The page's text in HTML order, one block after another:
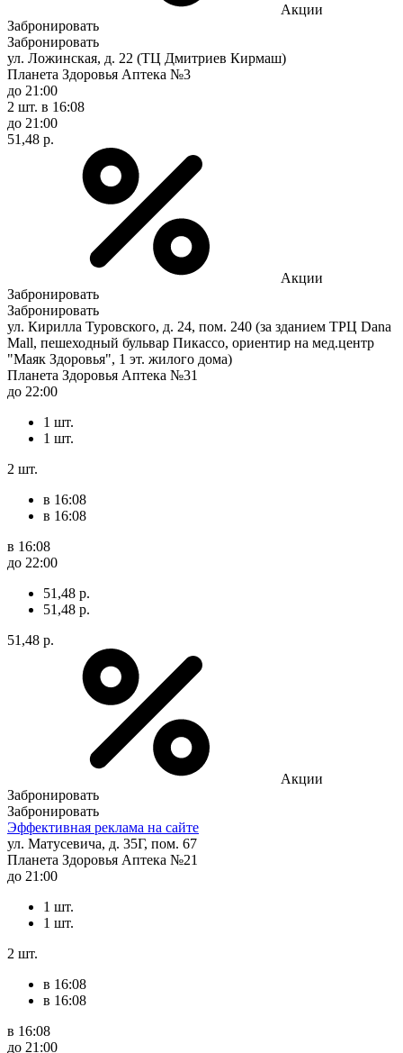
Акции
Забронировать
Забронировать
ул. Ложинская, д. 22 (ТЦ Дмитриев Кирмаш)
Планета Здоровья Аптека №3
до 21:00
2 шт. в 16:08
до 21:00
51,48 р.
Акции
Забронировать
Забронировать
ул. Кирилла Туровского, д. 24, пом. 240 (за зданием ТРЦ Dana
Mall, пешеходный бульвар Пикассо, ориентир на мед.центр
"Маяк Здоровья", 1 эт. жилого дома)
Планета Здоровья Аптека №31
до 22:00
1 шт.
1 шт.
2 шт.
в 16:08
в 16:08
в 16:08
до 22:00
51,48 р.
51,48 р.
51,48 р.
Акции
Забронировать
Забронировать
Эффективная реклама на сайте
ул. Матусевича, д. 35Г, пом. 67
Планета Здоровья Аптека №21
до 21:00
1 шт.
1 шт.
2 шт.
в 16:08
в 16:08
в 16:08
до 21:00